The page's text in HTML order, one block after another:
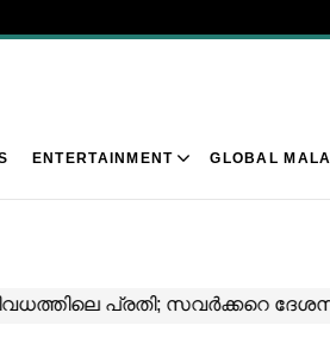
ENTERTAINMENT GLOBAL